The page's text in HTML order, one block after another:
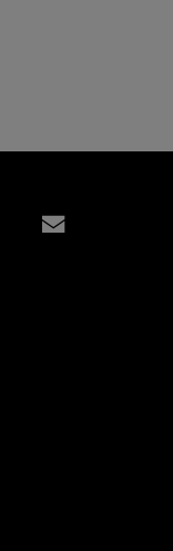
Bilibili